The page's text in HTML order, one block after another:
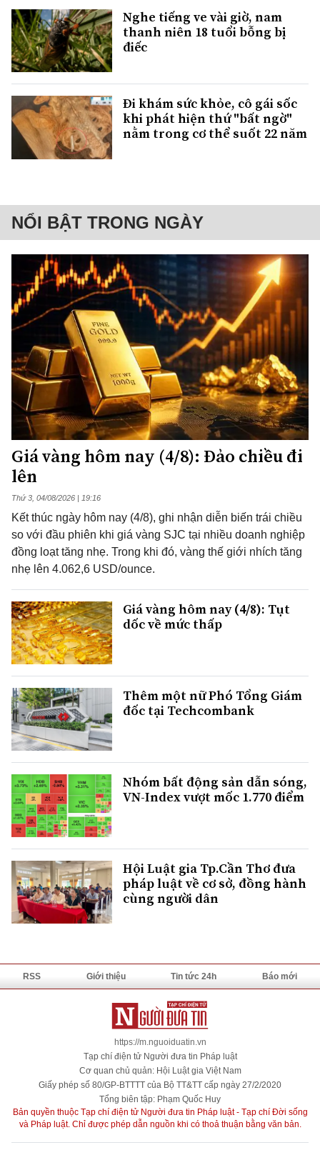
Nghe tiếng ve vài giờ, nam
thanh niên 18 tuổi bỗng bị
điếc
Đi khám sức khỏe, cô gái sốc
khi phát hiện thứ "bất ngờ"
nằm trong cơ thể suốt 22 năm
NỔI BẬT TRONG NGÀY
Giá vàng hôm nay (4/8): Đảo chiều đi
lên
Thứ 3, 04/08/2026 | 19:16
Kết thúc ngày hôm nay (4/8), ghi nhận diễn biến trái chiều
so với đầu phiên khi giá vàng SJC tại nhiều doanh nghiệp
đồng loạt tăng nhẹ. Trong khi đó, vàng thế giới nhích tăng
nhẹ lên 4.062,6 USD/ounce.
Giá vàng hôm nay (4/8): Tụt
dốc về mức thấp
Thêm một nữ Phó Tổng Giám
đốc tại Techcombank
Nhóm bất động sản dẫn sóng,
VN-Index vượt mốc 1.770 điểm
Hội Luật gia Tp.Cần Thơ đưa
pháp luật về cơ sở, đồng hành
cùng người dân
RSS Giới thiệu Tin tức 24h Báo mới
https://m.nguoiduatin.vn
Tạp chí điện tử Người đưa tin Pháp luật
Cơ quan chủ quản: Hội Luật gia Việt Nam
Giấy phép số 80/GP-BTTTT của Bộ TT&TT cấp ngày 27/2/2020
Tổng biên tập: Phạm Quốc Huy
Bản quyền thuộc Tạp chí điện tử Người đưa tin Pháp luật - Tạp chí Đời sống
và Pháp luật. Chỉ được phép dẫn nguồn khi có thoả thuận bằng văn bản.